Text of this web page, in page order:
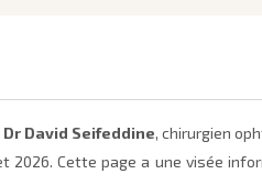
David Seifeddine, chirurgien
2026. Cette page a une visée